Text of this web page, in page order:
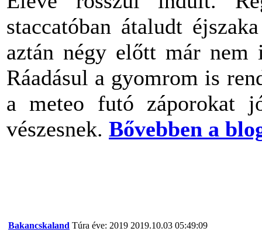
staccatóban átaludt
aztán négy előtt már nem
Ráadásul a gyomrom is
a meteo futó záporokat
vészesnek. Bővebben a
Bakancskaland Túra éve: 2019 2019.10.03 05:49:09